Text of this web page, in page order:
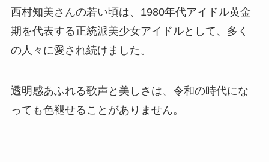
西村知美さんの若い頃は、1980年代アイドル黄金
期を代表する正統派美少女アイドルとして、多く
の人々に愛され続けました。
透明感あふれる歌声と美しさは、令和の時代にな
っても色褪せることがありません。